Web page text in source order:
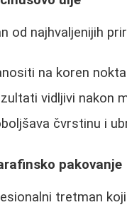
od najhvaljenijih
na koren
vidljivi nakon
čvrstinu i
pakovanje
tretman